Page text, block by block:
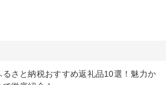
るさと納税おすすめ返礼品10選！魅力か